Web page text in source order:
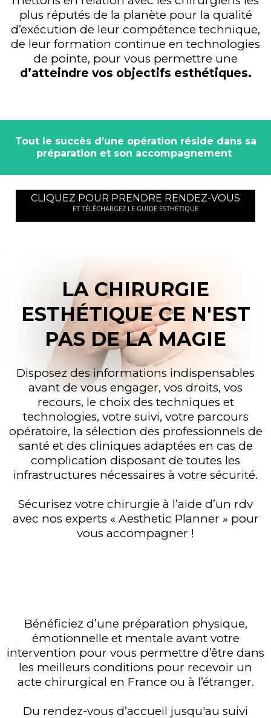
plus réputés de la planète pour la qualité
d’exécution de leur compétence technique,
de leur formation continue en technologies
de pointe, pour vous permettre une
d’atteindre vos objectifs esthétiques.
Tout le succès d’une opération réside dans sa
préparation et son accompagnement
CLIQUEZ POUR PRENDRE RENDEZ-VOUS
ET TÉLÉCHARGEZ LE GUIDE ESTHÉTIQUE
LA CHIRURGIE
ESTHÉTIQUE CE N'EST
PAS DE LA MAGIE
Disposez des informations indispensables
avant de vous engager, vos droits, vos
recours, le choix des techniques et
technologies, votre suivi, votre parcours
opératoire, la sélection des professionnels de
santé et des cliniques adaptées en cas de
complication disposant de toutes les
infrastructures nécessaires à votre sécurité.
Sécurisez votre chirurgie à l’aide d’un rdv
avec nos experts « Aesthetic Planner » pour
vous accompagner !
Bénéficiez d’une préparation physique,
émotionnelle et mentale avant votre
intervention pour vous permettre d’être dans
les meilleurs conditions pour recevoir un
acte chirurgical en France ou à l’étranger.
Du rendez-vous d’accueil jusqu'au suivi